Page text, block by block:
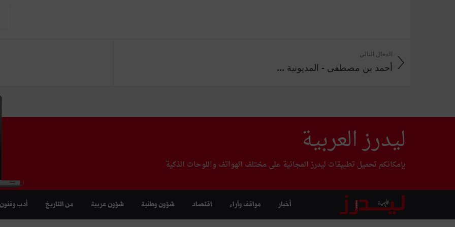
المقال التالي
أحمد بن مصطفى - المديونية ...
ليدرز العربية
بإمكانكم تحميل تطبيقات ليدرز المجانية على مختلف الهواتف واللوحات الذكية
أخبار مواقف وآراء اقتصاد شؤون وطنية شؤون عربية من التاريخ أدب وفنون